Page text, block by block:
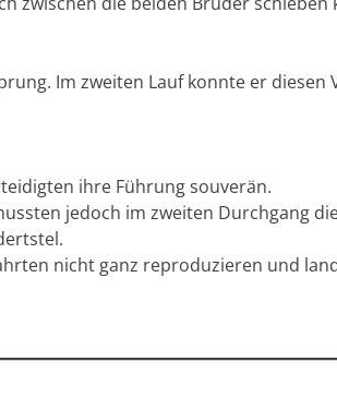
Im zweiten Lauf konnte er
ihre Führung souverän.
jedoch im zweiten Durchgang
nicht ganz reproduzieren und